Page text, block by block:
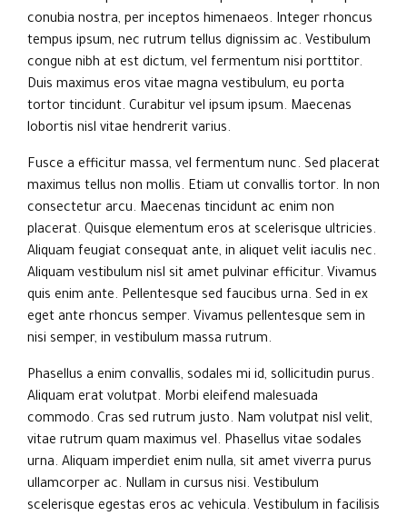
conubia nostra, per inceptos himenaeos. Integer rhoncus
tempus ipsum, nec rutrum tellus dignissim ac. Vestibulum
congue nibh at est dictum, vel fermentum nisi porttitor.
Duis maximus eros vitae magna vestibulum, eu porta
tortor tincidunt. Curabitur vel ipsum ipsum. Maecenas
lobortis nisl vitae hendrerit varius.
Fusce a efficitur massa, vel fermentum nunc. Sed placerat
maximus tellus non mollis. Etiam ut convallis tortor. In non
consectetur arcu. Maecenas tincidunt ac enim non
placerat. Quisque elementum eros at scelerisque ultricies.
Aliquam feugiat consequat ante, in aliquet velit iaculis nec.
Aliquam vestibulum nisl sit amet pulvinar efficitur. Vivamus
quis enim ante. Pellentesque sed faucibus urna. Sed in ex
eget ante rhoncus semper. Vivamus pellentesque sem in
nisi semper, in vestibulum massa rutrum.
Phasellus a enim convallis, sodales mi id, sollicitudin purus.
Aliquam erat volutpat. Morbi eleifend malesuada
commodo. Cras sed rutrum justo. Nam volutpat nisl velit,
vitae rutrum quam maximus vel. Phasellus vitae sodales
urna. Aliquam imperdiet enim nulla, sit amet viverra purus
ullamcorper ac. Nullam in cursus nisi. Vestibulum
scelerisque egestas eros ac vehicula. Vestibulum in facilisis